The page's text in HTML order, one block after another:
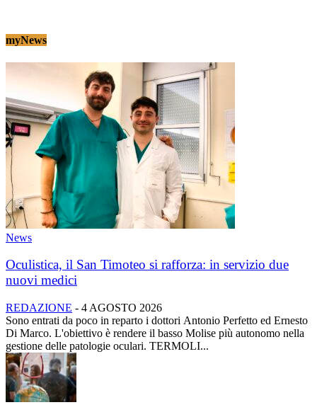
myNews
News
Oculistica, il San Timoteo si rafforza: in servizio due
nuovi medici
REDAZIONE - 4 AGOSTO 2026
Sono entrati da poco in reparto i dottori Antonio Perfetto ed Ernesto
Di Marco. L'obiettivo è rendere il basso Molise più autonomo nella
gestione delle patologie oculari. TERMOLI...